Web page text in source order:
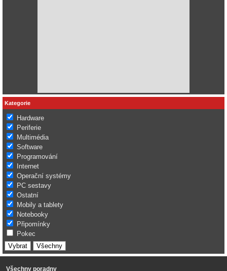
Kategorie
Hardware
Periferie
Multimédia
Software
Programování
Internet
Operační systémy
PC sestavy
Ostatní
Mobily a tablety
Notebooky
Připomínky
Pokec
Všechny poradny